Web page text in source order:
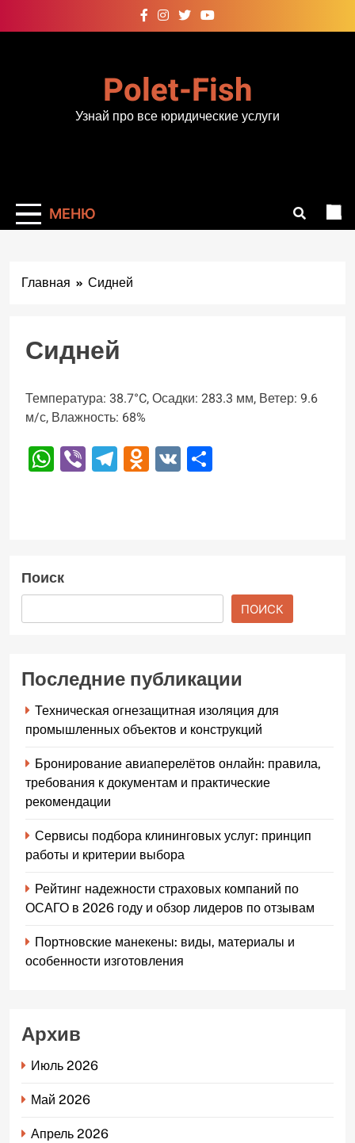
к
Polet-Fish
Узнай про все юридические услуги
МЕНЮ
Главная Сидней
Сидней
Температура: 38.7°C, Осадки: 283.3 мм, Ветер: 9.6
м/с, Влажность: 68%
WhatsApp
ViberTelegram
Odnoklassniki
VK
Поиск
ПОИСК
Последние публикации
Техническая огнезащитная изоляция для
промышленных объектов и конструкций
Бронирование авиаперелётов онлайн: правила,
требования к документам и практические
рекомендации
Сервисы подбора клининговых услуг: принцип
работы и критерии выбора
Рейтинг надежности страховых компаний по
ОСАГО в 2026 году и обзор лидеров по отзывам
Портновские манекены: виды, материалы и
особенности изготовления
Архив
Июль 2026
Май 2026
Апрель 2026